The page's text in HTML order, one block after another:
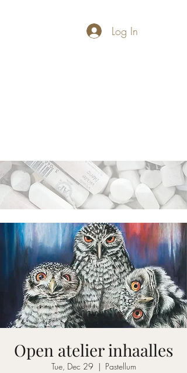
Log In
Open atelier inhaalles
Tue, Dec 29
  |
Pastellum